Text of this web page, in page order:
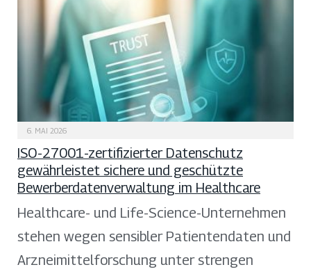
6. MAI 2026
ISO-27001-zertifizierter Datenschutz
gewährleistet sichere und geschützte
Bewerberdatenverwaltung im Healthcare
Healthcare- und Life-Science-Unternehmen
stehen wegen sensibler Patientendaten und
Arzneimittelforschung unter strengen